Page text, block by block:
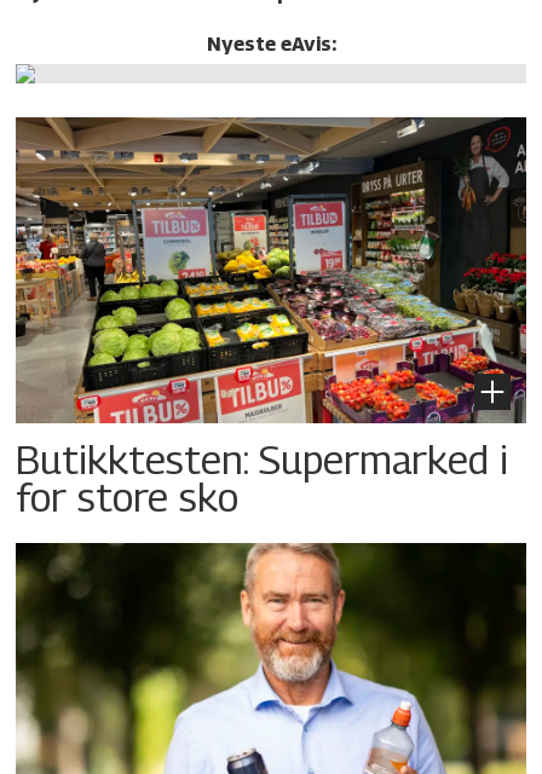
Nyeste eAvis:
Butikktesten: Supermarked i
for store sko